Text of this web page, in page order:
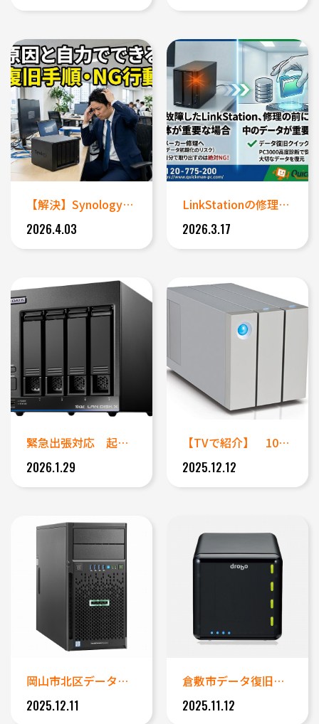
【解決】SynologyのNA...
2026.4.03
LinkStationの修理と...
2026.3.17
緊急出張対応 起動できなくなっ...
2026.1.29
【TVで紹介】 10年ほど使用...
2025.12.12
岡山市北区データ復旧事例｜開け...
2025.12.11
倉敷市データ復旧事例｜電源が入...
2025.11.12